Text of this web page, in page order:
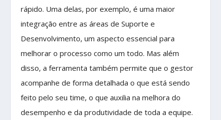
rápido. Uma delas, por exemplo, é uma maior
integração entre as áreas de Suporte e
Desenvolvimento, um aspecto essencial para
melhorar o processo como um todo. Mas além
disso, a ferramenta também permite que o gestor
acompanhe de forma detalhada o que está sendo
feito pelo seu time, o que auxilia na melhora do
desempenho e da produtividade de toda a equipe.